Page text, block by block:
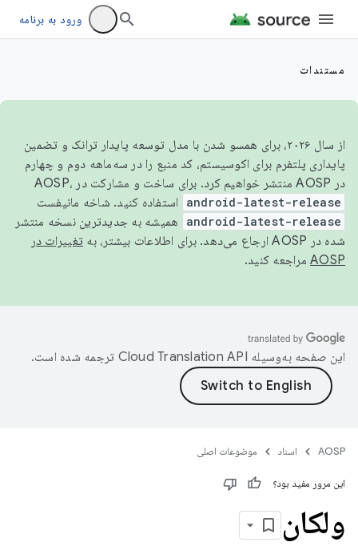
ورود به برنامه
مستندات
از سال ۲۰۲۶، برای همسو شدن با مدل توسعه پایدار ترانک و تضمین
پایداری پلتفرم برای اکوسیستم، کد منبع را در سه‌ماهه دوم و چهارم
در AOSP منتشر خواهیم کرد. برای ساخت و مشارکت در AOSP،
android-latest-release استفاده کنید. شاخه مانیفست
android-latest-release
همیشه به جدیدترین نسخه منتشر
شده در AOSP ارجاع می‌دهد. برای اطلاعات بیشتر، به
تغییرات در
AOSP مراجعه کنید.
این صفحه به‌وسیله ترجمه شده است.
AOSP اسناد موضوعات اصلی
این مرور مفید بود؟
ولکان